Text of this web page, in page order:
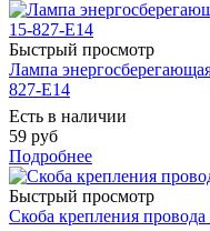
Быстрый просмотр
Лампа
827-E14
Есть в наличии
59 руб
Подробнее
Быстрый просмотр
Скоба крепления